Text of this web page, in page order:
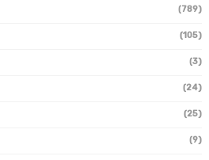
(789)
(105)
(3)
(24)
(25)
(9)